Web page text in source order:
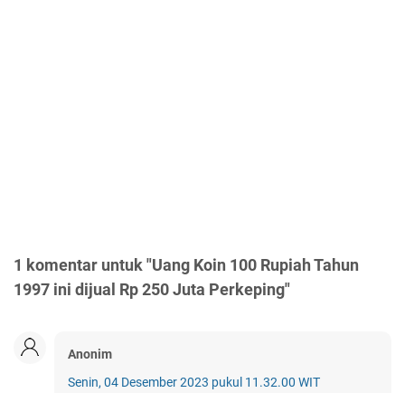
1 komentar untuk "Uang Koin 100 Rupiah Tahun
1997 ini dijual Rp 250 Juta Perkeping"
Anonim
Senin, 04 Desember 2023 pukul 11.32.00 WIT